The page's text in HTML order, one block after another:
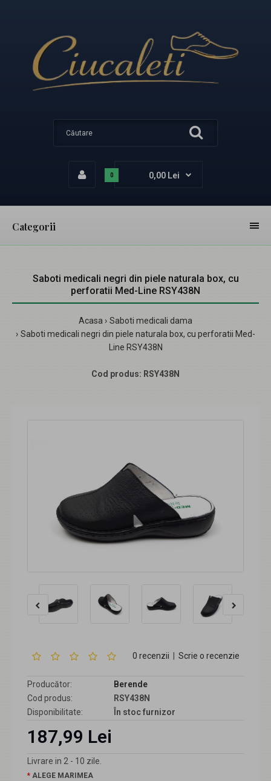
0 0,00 Lei
Categorii
Saboti medicali negri din piele naturala box, cu
perforatii Med-Line RSY438N
Acasa
Saboti medicali dama
Saboti medicali negri din piele naturala box, cu perforatii Med-
Line RSY438N
Cod produs: RSY438N
0 recenzii Scrie o recenzie
Producător:
Berende
Cod produs:
RSY438N
Disponibilitate:
În stoc furnizor
187,99 Lei
Livrare in 2 - 10 zile.
ALEGE MARIMEA